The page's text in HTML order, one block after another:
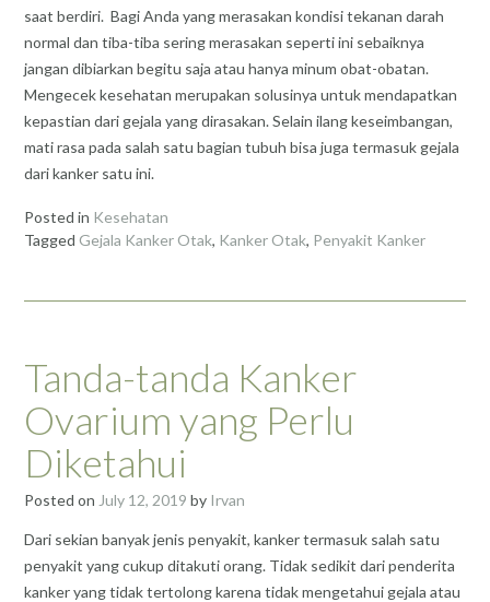
saat berdiri. Bagi Anda yang merasakan kondisi tekanan darah
normal dan tiba-tiba sering merasakan seperti ini sebaiknya
jangan dibiarkan begitu saja atau hanya minum obat-obatan.
Mengecek kesehatan merupakan solusinya untuk mendapatkan
kepastian dari gejala yang dirasakan. Selain ilang keseimbangan,
mati rasa pada salah satu bagian tubuh bisa juga termasuk gejala
dari kanker satu ini.
Posted in Kesehatan
Tagged Gejala Kanker Otak, Kanker Otak, Penyakit Kanker
Tanda-tanda Kanker
Ovarium yang Perlu
Diketahui
Posted on July 12, 2019 by Irvan
Dari sekian banyak jenis penyakit, kanker termasuk salah satu
penyakit yang cukup ditakuti orang. Tidak sedikit dari penderita
kanker yang tidak tertolong karena tidak mengetahui gejala atau